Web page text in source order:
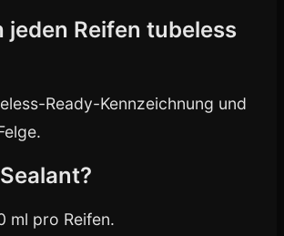
jeden Reifen tubeless
Ready-Kennzeichnung und
ml pro Reifen.